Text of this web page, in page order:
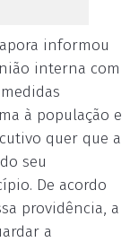
informou
interna com
à população e
quer que a
seu
De acordo
providência, a
a